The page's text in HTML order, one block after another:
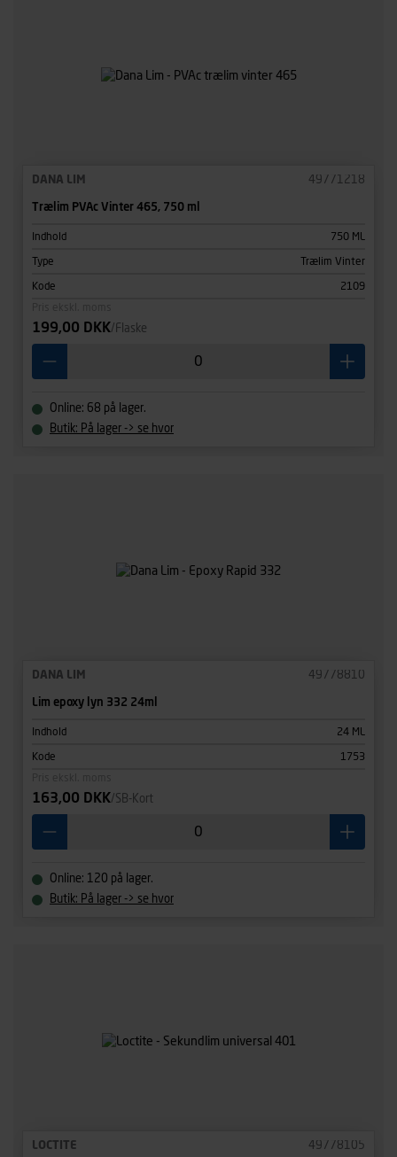
DANA LIM 49771218
Trælim PVAc Vinter 465, 750 ml
Indhold 750 ML
Type Trælim Vinter
Kode
2109
199,00 DKK/Flaske
Online: 68 på lager.
Butik: På lager -> se hvor
DANA LIM 49778810
Lim epoxy lyn 332 24ml
Indhold 24 ML
Kode
1753
163,00 DKK/SB-Kort
Online: 120 på lager.
Butik: På lager -> se hvor
LOCTITE 49778105